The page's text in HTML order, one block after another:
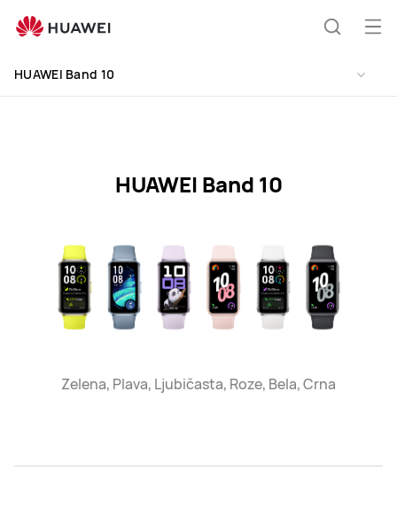
Band
Specification
HUAWEI Band 10
HUAWEI Band 10
Zelena, Plava, Ljubičasta, Roze, Bela, Crna